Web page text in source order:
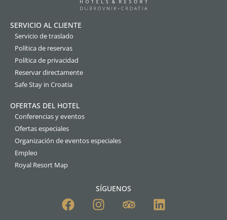
SERVICIO AL CLIENTE
Servicio de traslado
Política de reservas
Política de privacidad
Reservar directamente
Safe Stay in Croatia
OFERTAS DEL HOTEL
Conferencias y eventos
Ofertas especiales
Organización de eventos especiales
Empleo
Royal Resort Map
SÍGUENOS